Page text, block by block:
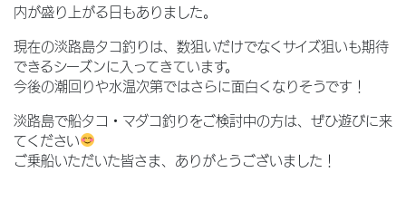
内が盛り上がる日もありました。
現在の淡路島タコ釣りは、数狙いだけでなくサイズ狙いも期待
できるシーズンに入ってきています。
今後の潮回りや水温次第ではさらに面白くなりそうです！
淡路島で船タコ・マダコ釣りをご検討中の方は、ぜひ遊びに来
てください
ご乗船いただいた皆さま、ありがとうございました！